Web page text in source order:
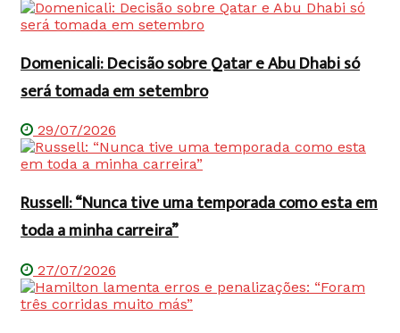
Domenicali: Decisão sobre Qatar e Abu Dhabi só
será tomada em setembro
29/07/2026
Russell: “Nunca tive uma temporada como esta em
toda a minha carreira”
27/07/2026